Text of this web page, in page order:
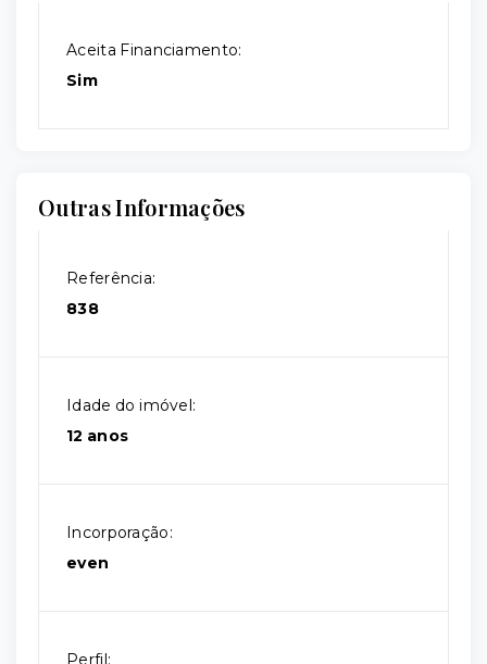
Aceita Financiamento:
Sim
Outras Informações
Referência:
838
Idade do imóvel:
12 anos
Incorporação:
even
Perfil: